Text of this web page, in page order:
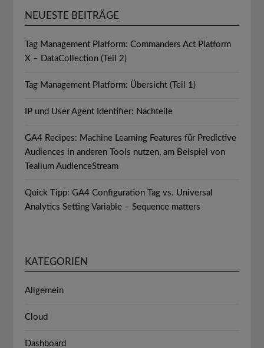
NEUESTE BEITRÄGE
Tag Management Platform: Commanders Act Platform
X – DataCollection (Teil 2)
Tag Management Platform: Übersicht (Teil 1)
IP und User Agent Identifier: Nachteile
GA4 Recipes: Machine Learning Features für Predictive
Audiences in anderen Tools nutzen, am Beispiel von
Tealium AudienceStream
Quick Tipp: GA4 Configuration Tag vs. Universal
Analytics Setting Variable – Sequence matters
KATEGORIEN
Allgemein
Cloud
Dashboard